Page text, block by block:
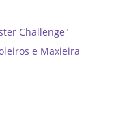
Challenge"
e Maxieira